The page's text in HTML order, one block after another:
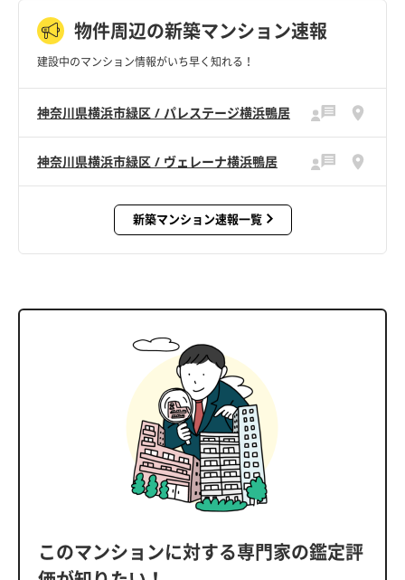
物件周辺の新築マンション速報
建設中のマンション情報がいち早く知れる！
神奈川県横浜市緑区 / パレステージ横浜鴨居
神奈川県横浜市緑区 / ヴェレーナ横浜鴨居
新築マンション速報一覧
このマンションに対する専門家の鑑定評